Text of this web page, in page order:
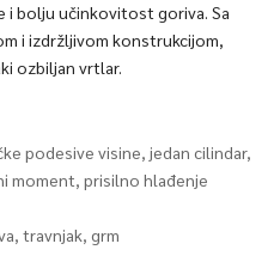
i bolju učinkovitost goriva. Sa
i izdržljivom konstrukcijom,
ozbiljan vrtlar.
podesive visine, jedan cilindar,
moment, prisilno hlađenje
travnjak, grm